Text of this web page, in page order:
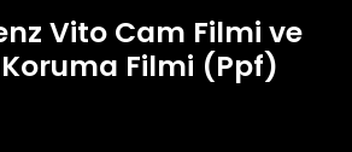
Vito Cam Filmi ve
Filmi (Ppf)